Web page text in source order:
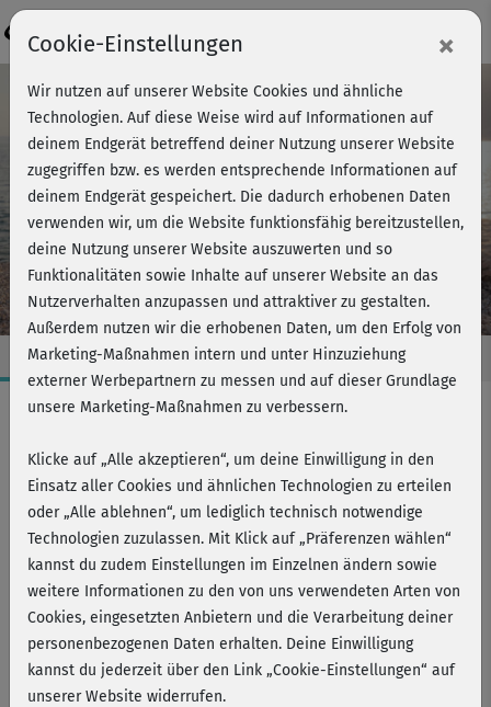
Entspannung
STRETCH DICH FIT!
Sag Verspannungen „Leb wohl!“ mit unserem sportlichen
Stretching-Programm für alle. Egal, ob du dich nach
einem fordernden Training entspannen oder den
Arbeitstag wohltuend ausklingen lassen möchtest: Diese
Challenge sorgt für mehr Beweglichkeit, Flexibilität und
Geschmeidigkeit im ganzen Körper. „Stretch dich fit“: Jetzt!
Cookie-Einstellungen ×
Wir nutzen auf unserer Website Cookies und ähnliche
Technologien. Auf diese Weise wird auf Informationen auf
deinem Endgerät betreffend deiner Nutzung unserer Website
zugegriffen bzw. es werden entsprechende Informationen auf
deinem Endgerät gespeichert. Die dadurch erhobenen Daten
verwenden wir, um die Website funktionsfähig bereitzustellen,
deine Nutzung unserer Website auszuwerten und so
Funktionalitäten sowie Inhalte auf unserer Website an das
Nutzerverhalten anzupassen und attraktiver zu gestalten.
Außerdem nutzen wir die erhobenen Daten, um den Erfolg von
Marketing-Maßnahmen intern und unter Hinzuziehung
externer Werbepartnern zu messen und auf dieser Grundlage
unsere Marketing-Maßnahmen zu verbessern.
Klicke auf „Alle akzeptieren“, um deine Einwilligung in den
Einsatz aller Cookies und ähnlichen Technologien zu erteilen
oder „Alle ablehnen“, um lediglich technisch notwendige
Technologien zuzulassen. Mit Klick auf „Präferenzen wählen“
kannst du zudem Einstellungen im Einzelnen ändern sowie
weitere Informationen zu den von uns verwendeten Arten von
Cookies, eingesetzten Anbietern und die Verarbeitung deiner
personenbezogenen Daten erhalten. Deine Einwilligung
kannst du jederzeit über den Link „Cookie-Einstellungen“ auf
unserer Website widerrufen.